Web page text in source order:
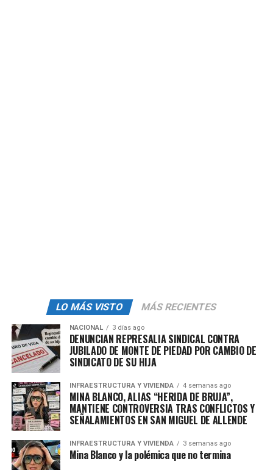
cuestionamientos sobre cambios de nombre,
compromisos anteriores y presuntas inconsistencias en
la comercialización.
Para los compradores, el cambio de identidad comercial
sospecha. Consideran que cualquier modificación en la
narrativa del proyecto debió ir acompañada de
información clara, documentación completa y
adquiridos.
LO MÁS VISTO MÁS RECIENTES
NACIONAL 3 días ago
DENUNCIAN REPRESALIA SINDICAL CONTRA
JUBILADO DE MONTE DE PIEDAD POR CAMBIO DE
SINDICATO DE SU HIJA
INFRAESTRUCTURA Y VIVIENDA 4 semanas ago
MINA BLANCO, ALIAS “HERIDA DE BRUJA”,
MANTIENE CONTROVERSIA TRAS CONFLICTOS Y
SEÑALAMIENTOS EN SAN MIGUEL DE ALLENDE
INFRAESTRUCTURA Y VIVIENDA 3 semanas ago
Mina Blanco y la polémica que no termina